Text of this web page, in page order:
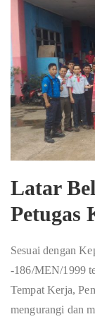
Latar
Petugas
Sesuai dengan
-186/MEN/1999
Tempat Kerja,
mengurangi dan